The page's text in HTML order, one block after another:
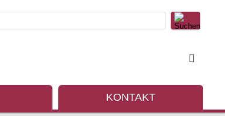
KONTAKT